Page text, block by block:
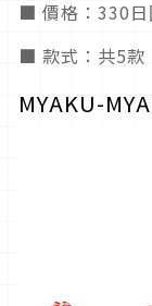
■ 價格：330日
■ 款式：共5款
MYAKU-